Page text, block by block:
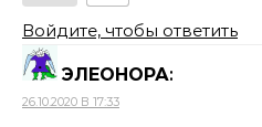
Войдите, чтобы ответить
ЭЛЕОНОРА:
26.10.2020 В 17:33